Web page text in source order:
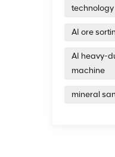
technology
AI ore
AI heavy-
machine
mineral